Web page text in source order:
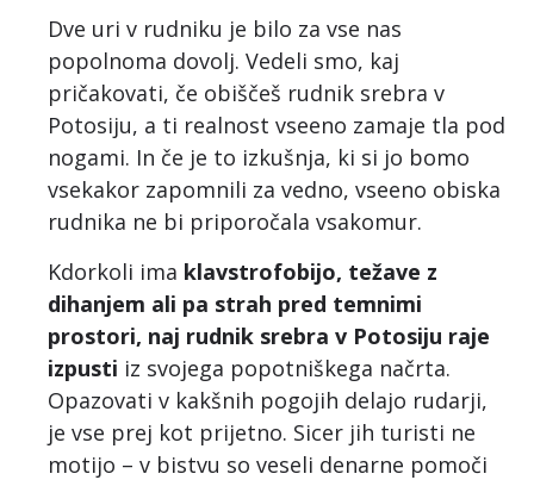
Dve uri v rudniku je bilo za vse nas
popolnoma dovolj. Vedeli smo, kaj
pričakovati, če obiščeš rudnik srebra v
Potosiju, a ti realnost vseeno zamaje tla pod
nogami. In če je to izkušnja, ki si jo bomo
vsekakor zapomnili za vedno, vseeno obiska
rudnika ne bi priporočala vsakomur.
Kdorkoli ima klavstrofobijo, težave z
dihanjem ali pa strah pred temnimi
prostori, naj rudnik srebra v Potosiju raje
izpusti iz svojega popotniškega načrta.
Opazovati v kakšnih pogojih delajo rudarji,
je vse prej kot prijetno. Sicer jih turisti ne
motijo – v bistvu so veseli denarne pomoči